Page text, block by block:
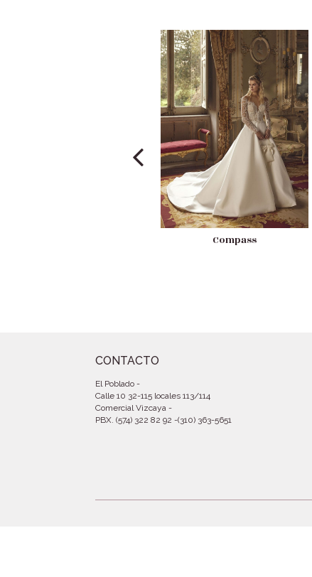
Compass
CONTACTO
El Poblado -
Calle 10 32-115 locales 113/114
Comercial Vizcaya -
PBX. (574) 322 82 92-(310) 363-5651